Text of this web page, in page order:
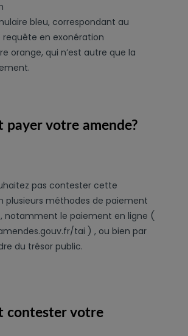
bleu, correspondant au
en exonération
orange, qui n’est autre que la
payer votre amende?
pas contester cette
plusieurs méthodes de paiement
notamment le paiement en ligne (
tai ) , ou bien par
du trésor public.
contester votre